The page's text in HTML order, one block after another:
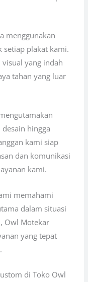
menggunakan
setiap plakat kami.
yang indah
tahan yang luar
hingga
kami siap
dan komunikasi
kami.
memahami
dalam situasi
Owl Motekar
yang tepat
di Toko Owl